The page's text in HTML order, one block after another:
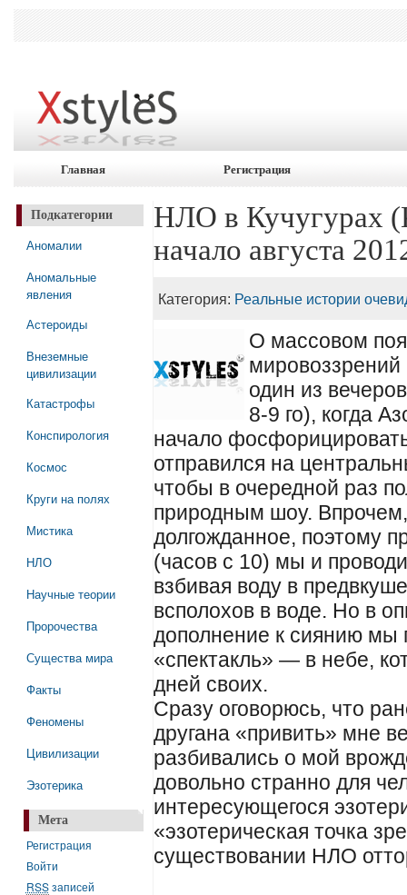
Главная Регистрация
Подкатегории
Аномалии
Аномальные
явления
Астероиды
Внеземные
цивилизации
Катастрофы
Конспирология
Космос
Круги на полях
Мистика
НЛО
Научные теории
Пророчества
Существа мира
Факты
Феномены
Цивилизации
Эзотерика
Мета
Регистрация
Войти
RSSзаписей
НЛО в Кучугурах
начало августа
Категория: Реальные истории
О массовом
мировоззрений
один из
8-9 го), когда
начало
отправился на
чтобы в очередной раз
природным шоу.
долгожданное, поэтому
(часов с 10) мы и
взбивая воду в
всполохов в воде. Но в
дополнение к сиянию мы
«спектакль» — в небе,
дней своих.
Сразу оговорюсь, что
другана «привить» мне
разбивались о мой
довольно странно для
интересующегося
«эзотерическая точка
существовании НЛО